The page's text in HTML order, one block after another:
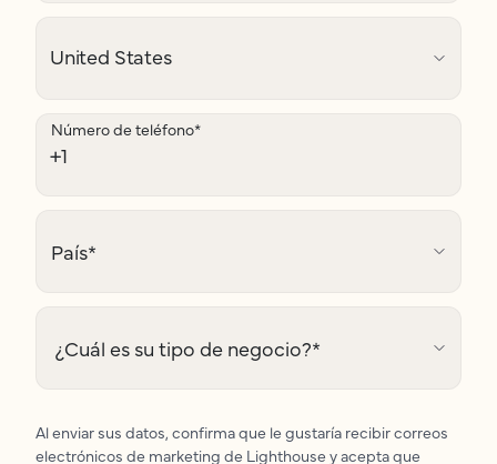
Número de teléfono*
País*
¿Cuál es su tipo de negocio?*
Al enviar sus datos, confirma que le gustaría recibir correos
electrónicos de marketing de Lighthouse y acepta que